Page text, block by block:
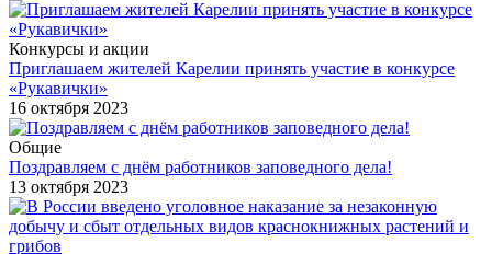
Конкурсы и акции
Приглашаем жителей Карелии принять участие в конкурсе
«Рукавички»
16 октября 2023
Общие
Поздравляем с днём работников заповедного дела!
13 октября 2023